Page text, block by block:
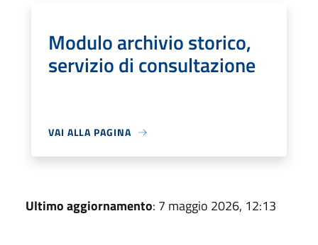
Modulo archivio storico,
servizio di consultazione
VAI ALLA PAGINA
Ultimo aggiornamento: 7 maggio 2026, 12:13